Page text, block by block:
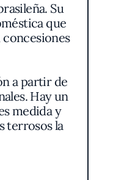
Su
que
concesiones
a partir de
Hay un
medida y
terrosos la
técnicas